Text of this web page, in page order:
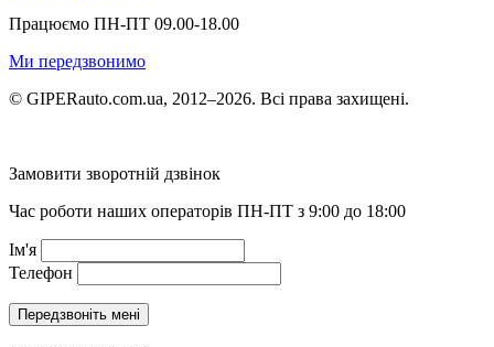
Працюємо ПН-ПТ 09.00-18.00
Ми передзвонимо
© GIPERauto.com.ua, 2012–2026. Всі права захищені.
Замовити зворотній дзвінок
Час роботи наших операторів ПН-ПТ з 9:00 до 18:00
Ім'я
Телефон